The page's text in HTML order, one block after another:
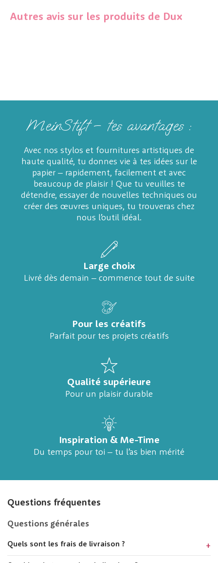
Autres avis sur les produits de Dux
MeinStift – tes avantages :
Avec nos stylos et fournitures artistiques de
haute qualité, tu donnes vie à tes idées sur le
papier – rapidement, facilement et avec
beaucoup de plaisir ! Que tu veuilles te
détendre, essayer de nouvelles techniques ou
créer des œuvres uniques, tu trouveras chez
nous l’outil idéal.
Large choix
Livré dès demain – commence tout de suite
Pour les créatifs
Parfait pour tes projets créatifs
Qualité supérieure
Pour un plaisir durable
Inspiration & Me-Time
Du temps pour toi – tu l’as bien mérité
Questions fréquentes
Questions générales
Quels sont les frais de livraison ?